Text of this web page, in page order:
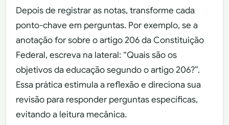
Depois de registrar as notas, transforme cada
ponto-chave em perguntas. Por exemplo, se a
anotação for sobre o artigo 206 da Constituição
Federal, escreva na lateral: “Quais são os
objetivos da educação segundo o artigo 206?”.
Essa prática estimula a reflexão e direciona sua
revisão para responder perguntas específicas,
evitando a leitura mecânica.